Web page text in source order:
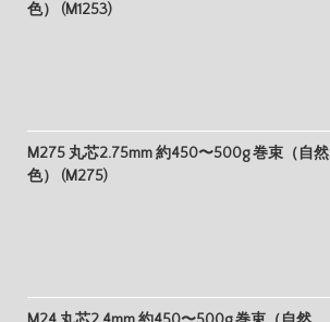
色） (M1253)
M275 丸芯2.75mm 約450〜500g 巻束（自然
色） (M275)